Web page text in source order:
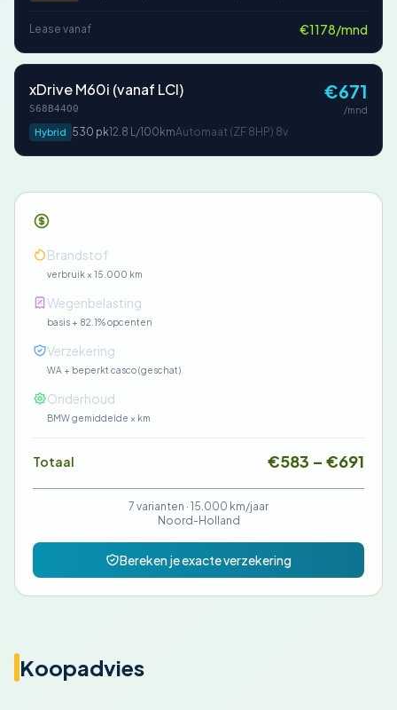
Lease vanaf €1178/mnd
xDrive M60i (vanaf LCI)
S68B44O0
Hybrid
530 pk12.8 L/100kmAutomaat (ZF 8HP) 8v
€671
/mnd
Brandstof
verbruik × 15.000 km
Wegenbelasting
basis + 82.1% opcenten
Verzekering
WA + beperkt casco (geschat)
Onderhoud
BMW gemiddelde × km
Totaal €583 – €691
7 varianten · 15.000 km/jaar
Noord-Holland
Bereken je exacte verzekering
Koopadvies